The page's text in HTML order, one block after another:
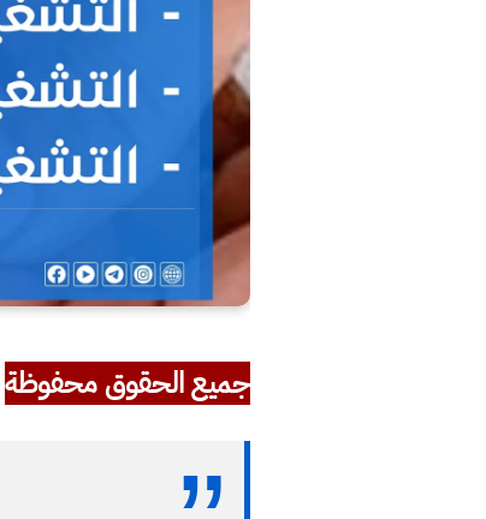
جميع الحقوق محفوظة